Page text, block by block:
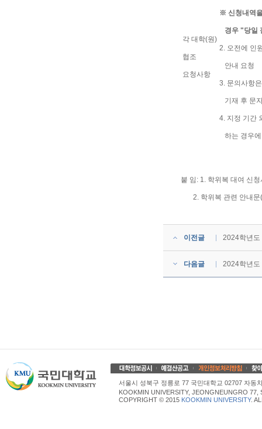
각 대학(원)
협조
요청사항
※ 신청내역
경우 "당일
2. 오전에 인
안내 요청
3. 문의사항
기재 후 문
4. 지정 기간
하는 경우
붙 임: 1. 학위복 대여 신
2. 학위복 관련 안내문(
이전글 2024학년도
다음글 2024학년도
서울시 성북구 정릉로 77 국민대학교 02707 자동
KOOKMIN UNIVERSITY, JEONGNEUNGRO
COPYRIGHT © 2015 KOOKMIN UNIVERSITY.